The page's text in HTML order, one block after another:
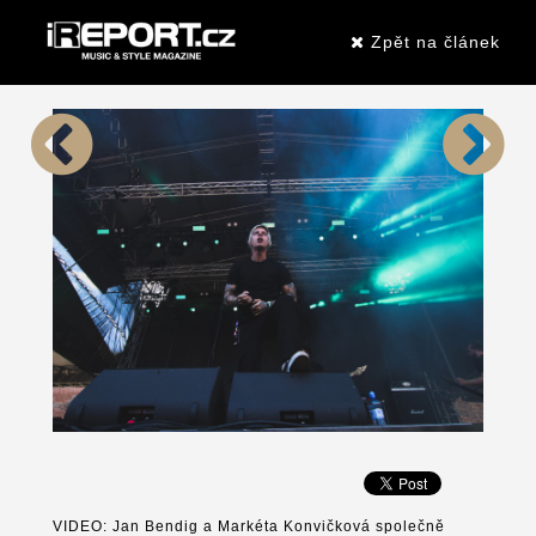
Zpět na článek
VIDEO: Jan Bendig a Markéta Konvičková společně